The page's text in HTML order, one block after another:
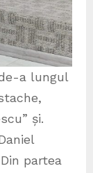
a lungul
și.
partea